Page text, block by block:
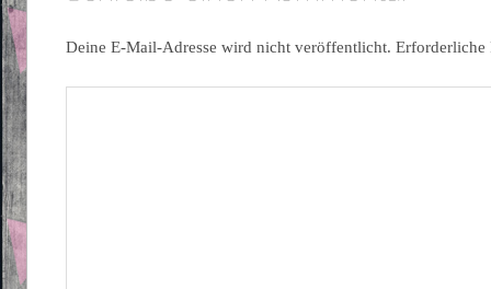
Deine E-Mail-Adresse wird nicht veröffentlicht.